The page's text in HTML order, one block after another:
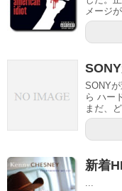
メージ
SONY
ら ハー
まだ、
新着